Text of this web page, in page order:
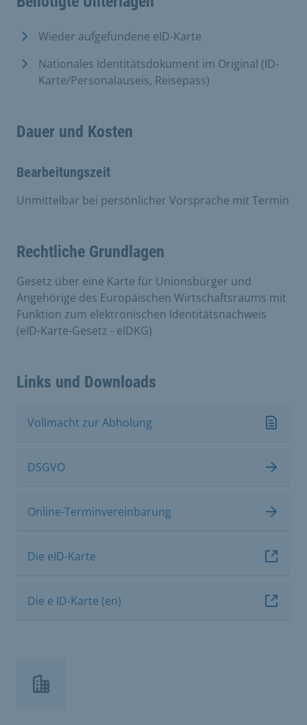
Wieder aufgefundene eID-Karte
Nationales Identitätsdokument im Original (ID-
Karte/Personalauseis, Reisepass)
Dauer und Kosten
Bearbeitungszeit
Unmittelbar bei persönlicher Vorsprache mit Termin
Rechtliche Grundlagen
Gesetz über eine Karte für Unionsbürger und
Angehörige des Europäischen Wirtschaftsraums mit
Funktion zum elektronischen Identitätsnachweis
(eID-Karte-Gesetz - eIDKG)
Links und Downloads
Vollmacht zur Abholung
DSGVO
Online-Terminvereinbarung
Die eID-Karte
Die e ID-Karte (en)